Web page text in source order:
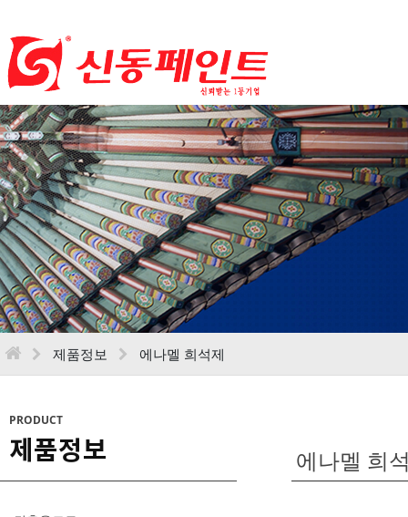
제품정보 에나멜 희석제
PRODUCT
제품정보 에나멜 희